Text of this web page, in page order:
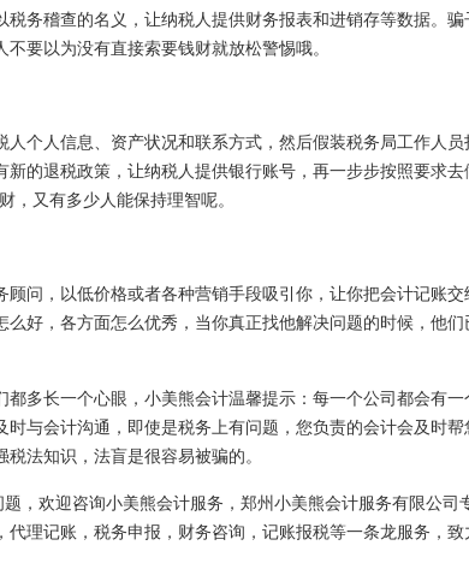
务稽查的名义，让纳税人提供财务报表和进销存等数据。
要以为没有直接索要钱财就放松警惕哦。
人个人信息、资产状况和联系方式，然后假装税务局工作人
的退税政策，让纳税人提供银行账号，再一步步按照要求
，又有多少人能保持理智呢。
顾问，以低价格或者各种营销手段吸引你，让你把会计记账
么好，各方面怎么优秀，当你真正找他解决问题的时候，他
都多长一个心眼，小美熊会计温馨提示：每一个公司都会有
时与会计沟通，即使是税务上有问题，您负责的会计会及时
法知识，法盲是很容易被骗的。
题，欢迎咨询小美熊会计服务，郑州小美熊会计服务有限公
代理记账，税务申报，财务咨询，记账报税等一条龙服务，